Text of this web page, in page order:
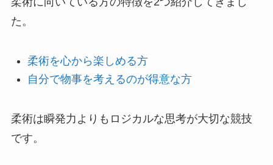
た。
柔術を心から楽しめる方
自分で物事を考えるのが得意な方
柔術は瞬発力よりもロジカルな思考が大切な競技
です。